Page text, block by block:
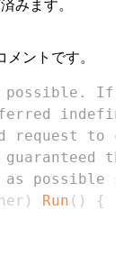
みます。
メントです。
possible.
request
possible
) Run ( )
{